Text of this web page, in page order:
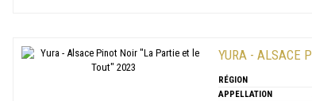
YURA - ALSACE
RÉGION
APPELLATION